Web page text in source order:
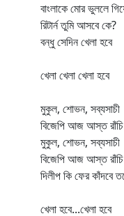
বাংলাকে মোর ভুললে
রিটার্ন তুমি আসবে কে?
বন্ধু সেদিন খেলা হবে
খেলা খেলা খেলা হবে
মুকুল, শোভন, সব্যসাচী
বিজেপি আজ আস্ত রাঁচি
মুকুল, শোভন, সব্যসাচী
বিজেপি আজ আস্ত রাঁচি
দিলীপ কি ফের কাঁদবে
খেলা হবে...খেলা হবে